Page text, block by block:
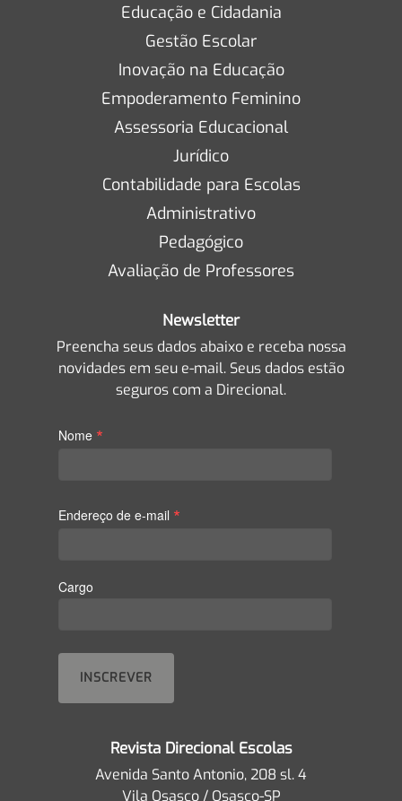
Educação e Cidadania
Gestão Escolar
Inovação na Educação
Empoderamento Feminino
Assessoria Educacional
Jurídico
Contabilidade para Escolas
Administrativo
Pedagógico
Avaliação de Professores
Newsletter
Preencha seus dados abaixo e receba nossa
novidades em seu e-mail. Seus dados estão
seguros com a Direcional.
Nome *
Endereço de e-mail *
Cargo
Revista Direcional Escolas
Avenida Santo Antonio, 208 sl. 4
Vila Osasco / Osasco-SP